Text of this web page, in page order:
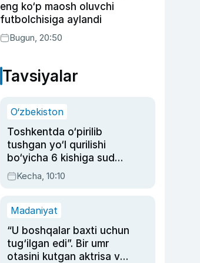
eng ko‘p maosh oluvchi
futbolchisiga aylandi
Bugun, 20:50
Tavsiyalar
O‘zbekiston
Toshkentda o‘pirilib
tushgan yo‘l qurilishi
bo‘yicha 6 kishiga sud
hukmi o‘qildi
Kecha, 10:10
Madaniyat
“U boshqalar baxti uchun
tug‘ilgan edi”. Bir umr
otasini kutgan aktrisa va